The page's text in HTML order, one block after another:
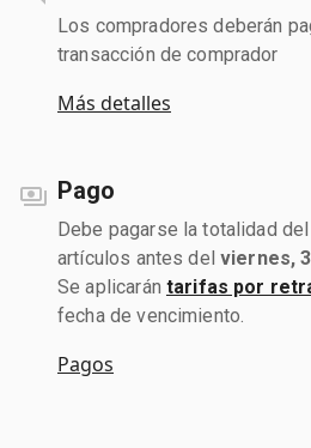
Los compradores deberán
transacción de comprador
Más detalles
Pago
Debe pagarse la totalidad
artículos antes del viernes,
Se aplicarán tarifas por
fecha de vencimiento.
Pagos